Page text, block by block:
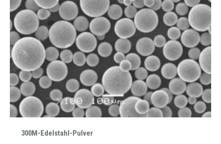
300M-Edelstahl-Pulver